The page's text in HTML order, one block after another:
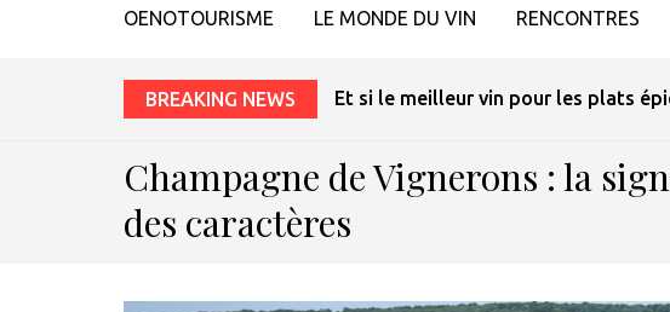
OENOTOURISME LE MONDE DU VIN RENCONTRES
BREAKING NEWS Et si le meilleur vin pour les plats
Champagne de Vignerons : la
des caractères